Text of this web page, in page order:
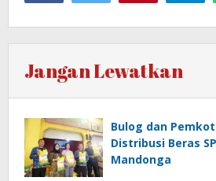
Jangan Lewatkan
Bulog dan
Distribusi Beras
Mandonga